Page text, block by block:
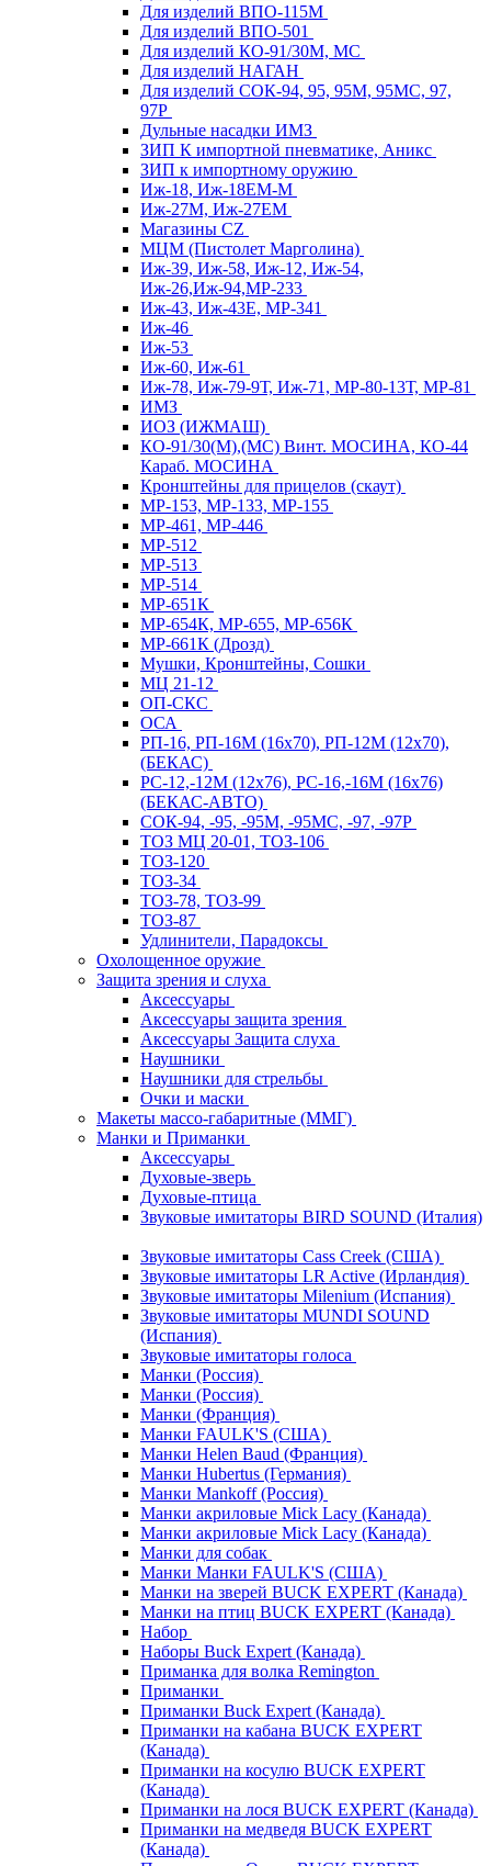
Для изделий ВПО-115М
Для изделий ВПО-501
Для изделий КО-91/30М, МС
Для изделий НАГАН
Для изделий СОК-94, 95, 95М, 95МС, 97,
97Р
Дульные насадки ИМЗ
ЗИП К импортной пневматике, Аникс
ЗИП к импортному оружию
Иж-18, Иж-18ЕМ-М
Иж-27М, Иж-27ЕМ
Магазины CZ
МЦМ (Пистолет Марголина)
Иж-39, Иж-58, Иж-12, Иж-54,
Иж-26,Иж-94,МР-233
Иж-43, Иж-43Е, МР-341
Иж-46
Иж-53
Иж-60, Иж-61
Иж-78, Иж-79-9Т, Иж-71, МР-80-13Т, МР-81
ИМЗ
ИОЗ (ИЖМАШ)
КО-91/30(М),(МС) Винт. МОСИНА, КО-44
Караб. МОСИНА
Кронштейны для прицелов (скаут)
МР-153, МР-133, МР-155
МР-461, МР-446
МР-512
МР-513
МР-514
МР-651К
МР-654К, МР-655, МР-656К
МР-661К (Дрозд)
Мушки, Кронштейны, Сошки
МЦ 21-12
ОП-СКС
ОСА
РП-16, РП-16М (16х70), РП-12М (12х70),
(БЕКАС)
РС-12,-12М (12х76), РС-16,-16М (16х76)
(БЕКАС-АВТО)
СОК-94, -95, -95М, -95МС, -97, -97Р
ТОЗ МЦ 20-01, ТОЗ-106
ТОЗ-120
ТОЗ-34
ТОЗ-78, ТОЗ-99
ТОЗ-87
Удлинители, Парадоксы
Охолощенное оружие
Защита зрения и слуха
Аксессуары
Аксессуары защита зрения
Аксессуары Защита слуха
Наушники
Наушники для стрельбы
Очки и маски
Макеты массо-габаритные (ММГ)
Манки и Приманки
Аксессуары
Духовые-зверь
Духовые-птица
Звуковые имитаторы BIRD SOUND (Италия)
Звуковые имитаторы Cass Creek (США)
Звуковые имитаторы LR Active (Ирландия)
Звуковые имитаторы Milenium (Испания)
Звуковые имитаторы MUNDI SOUND
(Испания)
Звуковые имитаторы голоса
Манки (Россия)
Манки (Россия)
Манки (Франция)
Манки FAULK'S (США)
Манки Helen Baud (Франция)
Манки Hubertus (Германия)
Манки Mankoff (Россия)
Манки акриловые Mick Lacy (Канада)
Манки акриловые Mick Lacy (Канада)
Манки для собак
Манки Манки FAULK'S (США)
Манки на зверей BUCK EXPERT (Канада)
Манки на птиц BUCK EXPERT (Канада)
Набор
Наборы Buck Expert (Канада)
Приманка для волка Remington
Приманки
Приманки Buck Expert (Канада)
Приманки на кабана BUCK EXPERT
(Канада)
Приманки на косулю BUCK EXPERT
(Канада)
Приманки на лося BUCK EXPERT (Канада)
Приманки на медведя BUCK EXPERT
(Канада)